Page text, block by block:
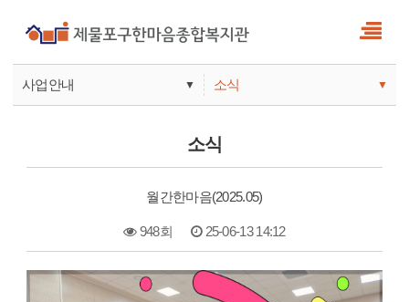
사업안내 ▼
기관안내
소식 ▼
서비스
참여
소식
월간한마음(2025.05)
948회 25-06-13 14:12
본문